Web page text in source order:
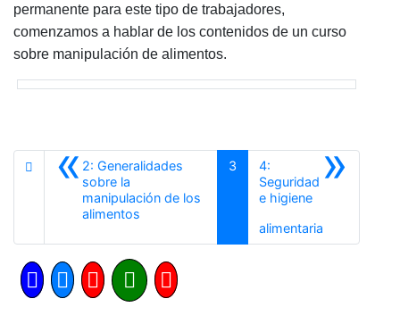
permanente para este tipo de trabajadores,
comenzamos a hablar de los contenidos de un curso
sobre manipulación de alimentos.
«2: Generalidades
sobre la
manipulación de los
alimentos
3 »
4:
Seguridad
e higiene
alimentariaSiguiente